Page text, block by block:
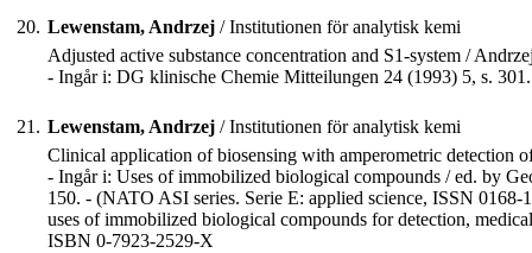
20. Lewenstam, Andrzej / Institutionen för analytisk kemi
Adjusted active substance concentration and S1-system /
- Ingår i: DG klinische Chemie Mitteilungen 24 (1993) 5, s. 301.
21. Lewenstam, Andrzej / Institutionen för analytisk kemi
Clinical application of biosensing with amperometric detection
- Ingår i: Uses of immobilized biological compounds / ed. by
150. - (NATO ASI series. Serie E: applied science, ISSN
uses of immobilized biological compounds for detection,
ISBN 0-7923-2529-X